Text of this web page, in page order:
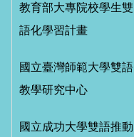
教育部大專院校學生雙
語化學習計畫
國立臺灣師範大學雙語
教學研究中心
國立成功大學雙語推動